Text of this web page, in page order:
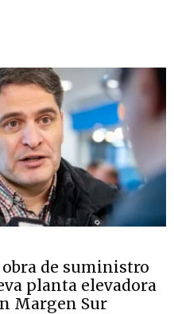
de suministro
planta elevadora
Margen Sur